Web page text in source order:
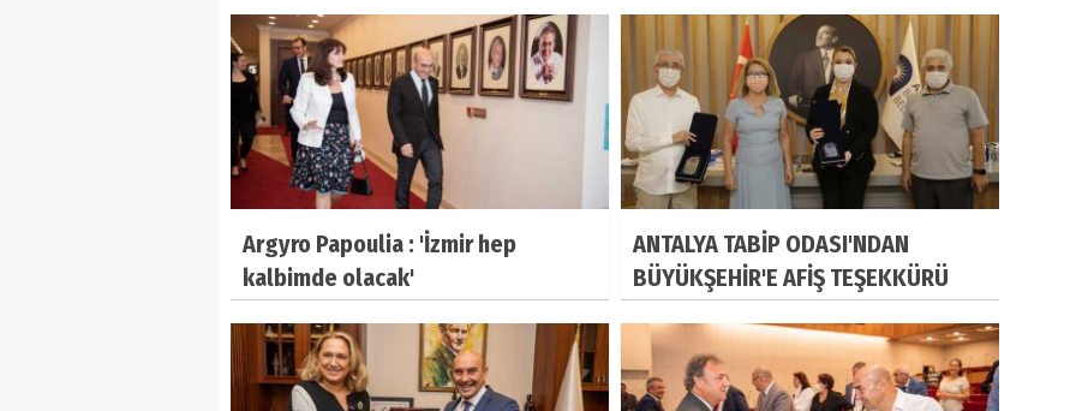
Argyro Papoulia : 'İzmir hep
kalbimde olacak'
ANTALYA TABİP ODASI'NDAN
BÜYÜKŞEHİR'E AFİŞ TEŞEKKÜRÜ